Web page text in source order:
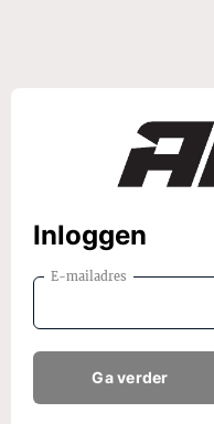
Inloggen
E-mailadres
Ga verder